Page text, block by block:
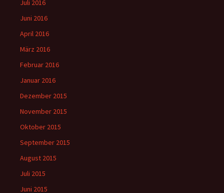
Juli 2016
Juni 2016
April 2016
März 2016
Februar 2016
Januar 2016
Dezember 2015
November 2015
Oktober 2015
September 2015
August 2015
Juli 2015
Juni 2015